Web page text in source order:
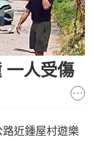
一人受傷
近鍾屋村遊樂